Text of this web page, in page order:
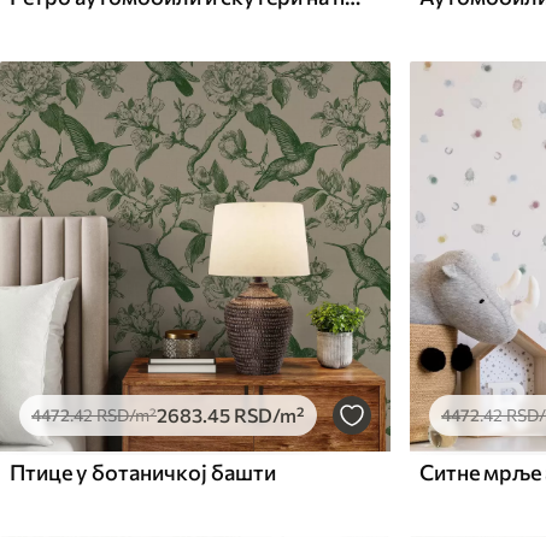
4472.42RSD/m²2683.45 RSD/m²
Птице у ботаничкој башти
4472.42RSD